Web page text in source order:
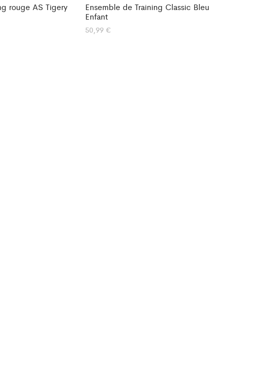
rouge AS Tigery
Ensemble de Training Classic Bleu
Enfant
50,99 €